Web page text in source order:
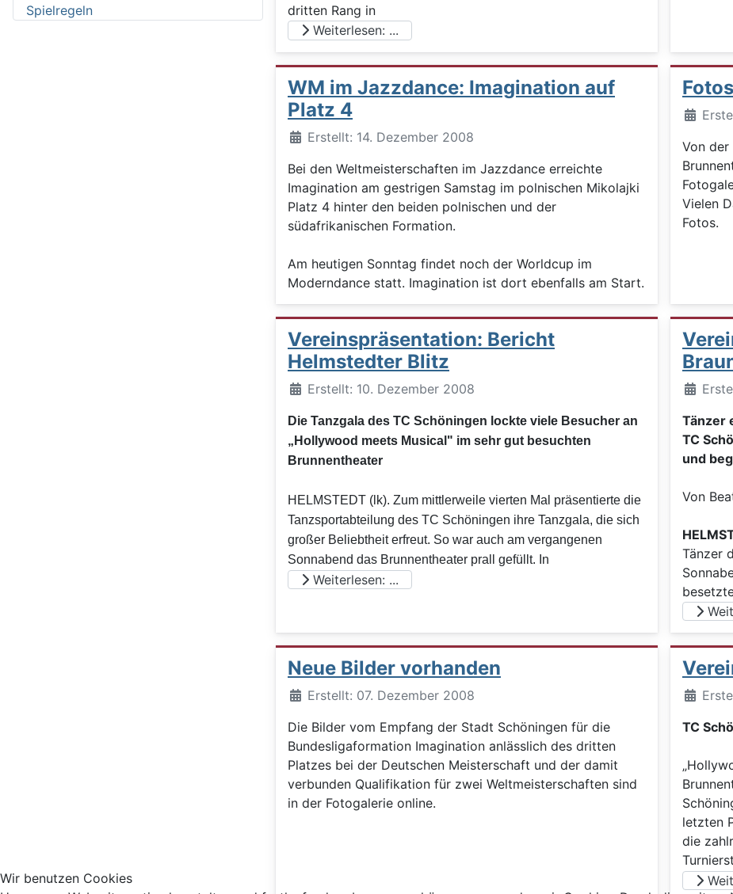
Spielregeln
dritten Rang in
Weiterlesen: ...
WM im Jazzdance: Imagination auf
Platz 4
DetailsErstellt: 14. Dezember 2008
Bei den Weltmeisterschaften im Jazzdance erreichte
Imagination am gestrigen Samstag im polnischen Mikolajki
Platz 4 hinter den beiden polnischen und der
südafrikanischen Formation.
Am heutigen Sonntag findet noch der Worldcup im
Moderndance statt. Imagination ist dort ebenfalls am Start.
Details
Von
Vielen
Fotos.
Vereinspräsentation: Bericht
Helmstedter Blitz
DetailsErstellt: 10. Dezember 2008
Die Tanzgala des TC Schöningen lockte viele Besucher an
„Hollywood meets Musical" im sehr gut besuchten
Brunnentheater
HELMSTEDT (lk). Zum mittlerweile vierten Mal präsentierte die
Tanzsportabteilung des TC Schöningen ihre Tanzgala, die sich
großer Beliebtheit erfreut. So war auch am vergangenen
Sonnabend das Brunnentheater prall gefüllt. In
Weiterlesen: ...
Details
Tänzer
TC
und
Von
Tänzer
Neue Bilder vorhanden
DetailsErstellt: 07. Dezember 2008
Die Bilder vom Empfang der Stadt Schöningen für die
Bundesligaformation Imagination anlässlich des dritten
Platzes bei der Deutschen Meisterschaft und der damit
verbunden Qualifikation für zwei Weltmeisterschaften sind
in der Fotogalerie online.
Details
TC
letzten
die
Wir benutzen Cookies